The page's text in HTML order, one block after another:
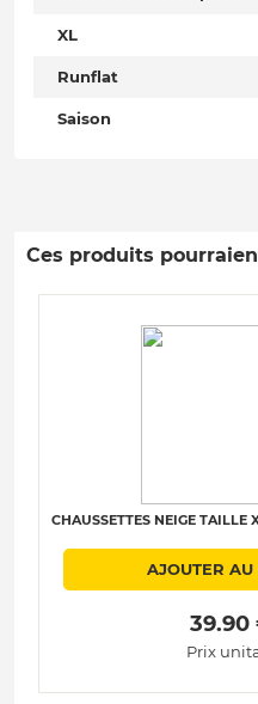
XL
Runflat
Saison
Ces produits
CHAUSSETTES NEIGE TAILLE
AJOUTER AU
39.90
Prix